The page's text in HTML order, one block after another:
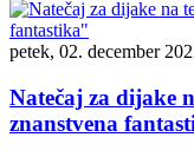
petek, 02. december
Natečaj za dijake
znanstvena